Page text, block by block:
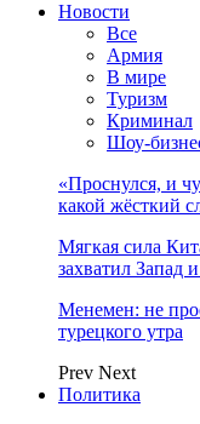
Новости
Все
Армия
В мире
Туризм
Криминал
Шоу-
«Проснулся, и
какой жёсткий
Мягкая сила
захватил Запад
Менемен: не
турецкого утра
Prev Next
Политика